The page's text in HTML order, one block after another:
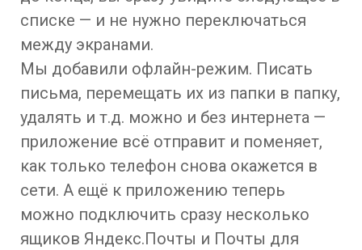
списке — и не нужно переключаться
между экранами.
Мы добавили офлайн-режим. Писать
письма, перемещать их из папки в папку,
удалять и т.д. можно и без интернета —
приложение всё отправит и поменяет,
как только телефон снова окажется в
сети. А ещё к приложению теперь
можно подключить сразу несколько
ящиков Яндекс.Почты и Почты для